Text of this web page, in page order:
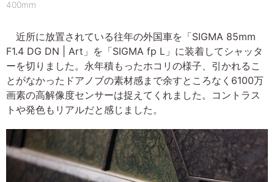
400mm
近所に放置されている往年の外国車を「SIGMA 85mm
F1.4 DG DN | Art」を「SIGMA fp L」に装着してシャッタ
ーを切りました。永年積もったホコリの様子、引かれるこ
とがなかったドアノブの素材感まで余すところなく6100万
画素の高解像度センサーは捉えてくれました。コントラス
トや発色もリアルだと感じました。